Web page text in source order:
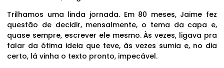
Trilhamos uma linda jornada. Em 80 meses, Jaime fez
questão de decidir, mensalmente, o tema da capa e,
quase sempre, escrever ele mesmo. Às vezes, ligava pra
falar da ótima ideia que teve, às vezes sumia e, no dia
certo, lá vinha o texto pronto, impecável.